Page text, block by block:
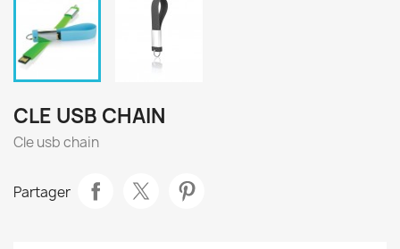
CLE USB CHAIN
Cle usb chain
Partager